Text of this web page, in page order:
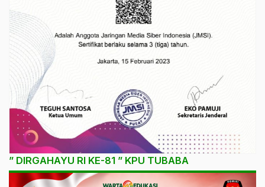
” DIRGAHAYU RI KE-81 ” KPU TUBABA